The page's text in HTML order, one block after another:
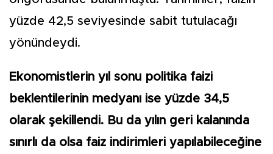
yüzde 42,5 seviyesinde sabit tutulacağı
yönündeydi.
Ekonomistlerin yıl sonu politika faizi
beklentilerinin medyanı ise yüzde 34,5
olarak şekillendi. Bu da yılın geri kalanında
sınırlı da olsa faiz indirimleri yapılabileceğine